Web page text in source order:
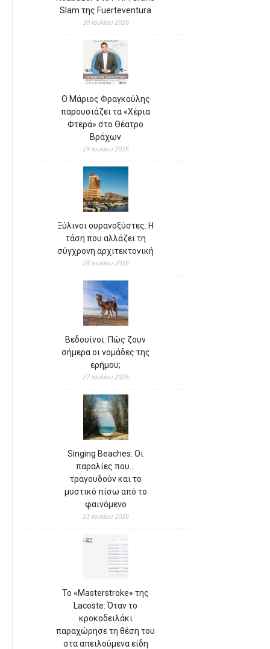
Slam της Fuerteventura
30 Ιουλίου 2026
Ο Μάριος Φραγκούλης
παρουσιάζει τα «Χέρια
Φτερά» στο Θέατρο
Βράχων
29 Ιουλίου 2026
Ξύλινοι ουρανοξύστες: Η
τάση που αλλάζει τη
σύγχρονη αρχιτεκτονική
28 Ιουλίου 2026
Βεδουίνοι: Πώς ζουν
σήμερα οι νομάδες της
ερήμου;
27 Ιουλίου 2026
Singing Beaches: Οι
παραλίες που…
τραγουδούν και το
μυστικό πίσω από το
φαινόμενο
23 Ιουλίου 2026
Το «Masterstroke» της
Lacoste: Όταν το
κροκοδειλάκι
παραχώρησε τη θέση του
στα απειλούμενα είδη